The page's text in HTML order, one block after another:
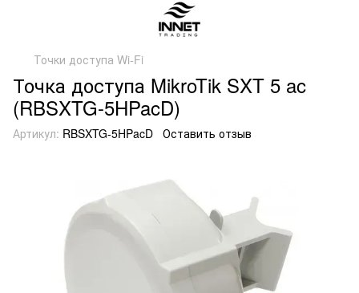
Точки доступа Wi-Fi
Точка доступа MikroTik SXT 5 ac
(RBSXTG-5HPacD)
Артикул: RBSXTG-5HPacD Оставить отзыв